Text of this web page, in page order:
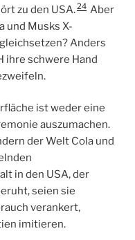
zu den USA.24 Aber
und Musks X-
Anders
ihre schwere Hand
ist weder eine
auszumachen.
der Welt Cola und
in den USA, der
seien sie
verankert,
imitieren.